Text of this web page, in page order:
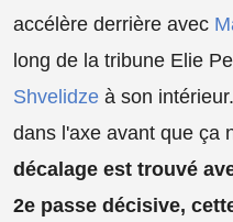
accélère derrière avec
long de la tribune Elie
Shvelidze à son
dans l'axe avant que ça
décalage est trouvé
2e passe décisive,